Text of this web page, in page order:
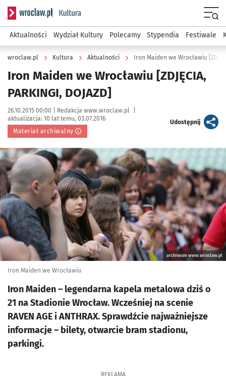
Serwis informacyjny wroclaw.pl podserwis: Kultura
Aktualności Wydział Kultury Polecamy Stypendia Festiwale
wroclaw.pl Kultura Aktualności Iron Maiden we Wrocławiu
Iron Maiden we Wrocławiu [ZDJĘCIA,
PARKINGI, DOJAZD]
Data publikacji:
26.10.2015 00:00 | Autor:
Redakcja www.wroclaw.pl
aktualizacja: 10 lat temu, 03.07.2016
Materiał archiwalny
Udostępnijartykuł
Kliknij, aby powiększyć
archiwum www.wroclaw.pl
Iron Maiden we Wrocławiu
Iron Maiden – legendarna kapela metalowa dziś o
21 na Stadionie Wrocław. Wcześniej na scenie
RAVEN AGE i ANTHRAX. Sprawdźcie najważniejsze
informacje – bilety, otwarcie bram stadionu,
parkingi.
REKLAMA